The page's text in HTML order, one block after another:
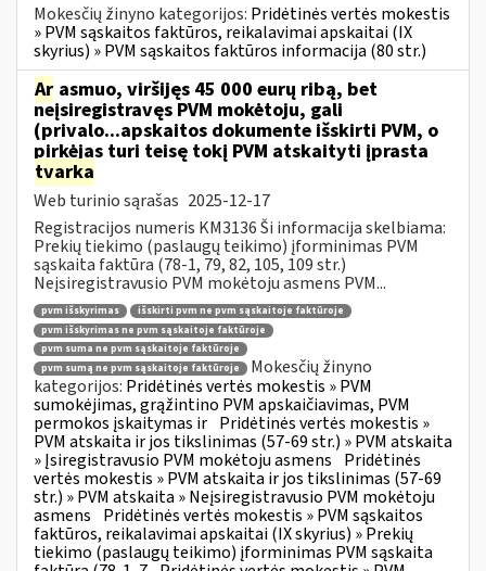
Mokesčių žinyno kategorijos: Pridėtinės vertės mokestis
» PVM sąskaitos faktūros, reikalavimai apskaitai (IX
skyrius) » PVM sąskaitos faktūros informacija (80 str.)
Ar asmuo, viršijęs 45 000 eurų ribą, bet
neįsiregistravęs PVM mokėtoju, gali
(privalo...apskaitos dokumente išskirti PVM, o
pirkėjas turi teisę tokį PVM atskaityti įprasta
tvarka
Web turinio sąrašas 2025-12-17
Registracijos numeris KM3136 Ši informacija skelbiama:
Prekių tiekimo (paslaugų teikimo) įforminimas PVM
sąskaita faktūra (78-1, 79, 82, 105, 109 str.)
Neįsiregistravusio PVM mokėtoju asmens PVM...
pvm išskyrimas
išskirti pvm ne pvm sąskaitoje faktūroje
pvm išskyrimas ne pvm sąskaitoje faktūroje
pvm suma ne pvm sąskaitoje faktūroje
pvm sumą ne pvm sąskaitoje faktūroje
Mokesčių žinyno
kategorijos: Pridėtinės vertės mokestis » PVM
sumokėjimas, grąžintino PVM apskaičiavimas, PVM
permokos įskaitymas ir Pridėtinės vertės mokestis »
PVM atskaita ir jos tikslinimas (57-69 str.) » PVM atskaita
» Įsiregistravusio PVM mokėtoju asmens Pridėtinės
vertės mokestis » PVM atskaita ir jos tikslinimas (57-69
str.) » PVM atskaita » Neįsiregistravusio PVM mokėtoju
asmens Pridėtinės vertės mokestis » PVM sąskaitos
faktūros, reikalavimai apskaitai (IX skyrius) » Prekių
tiekimo (paslaugų teikimo) įforminimas PVM sąskaita